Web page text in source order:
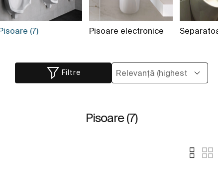
(7) Pisoare electronice
Filtre
Pisoare (7)